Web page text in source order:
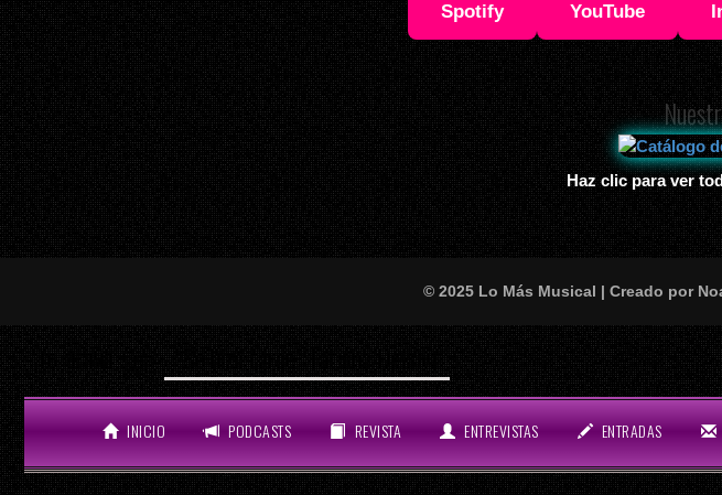
Spotify YouTube
Haz clic para ver
© 2025 Lo Más Musical | Creado por
LO ÚLTIMO “Se hizo tarde” Tatiana Delalvz
INICIO PODCASTS REVISTA ENTREVISTAS ENTRADAS